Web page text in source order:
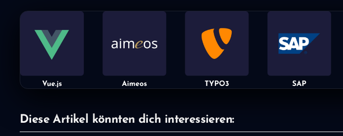
Diese Artikel könnten dich interessieren: